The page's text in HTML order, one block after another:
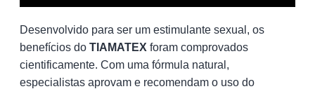
Desenvolvido para ser um estimulante sexual, os
benefícios do TIAMATEX foram comprovados
cientificamente. Com uma fórmula natural,
especialistas aprovam e recomendam o uso do